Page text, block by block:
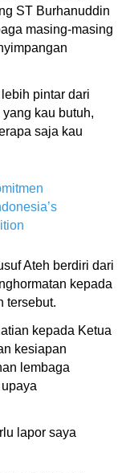
ST Burhanuddin
masing-masing
pintar dari
kau butuh,
saja kau
Ateh berdiri dari
kepada
tersebut.
kepada Ketua
kesiapan
lembaga
lapor saya